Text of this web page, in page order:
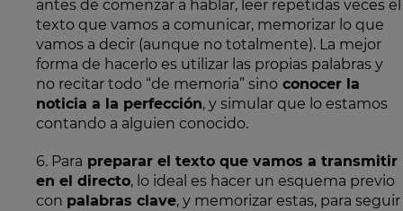
antes de comenzar a hablar, leer repetidas veces el
texto que vamos a comunicar, memorizar lo que
vamos a decir (aunque no totalmente). La mejor
forma de hacerlo es utilizar las propias palabras y
no recitar todo “de memoria” sino conocer la
noticia a la perfección, y simular que lo estamos
contando a alguien conocido.
6. Para preparar el texto que vamos a transmitir
en el directo, lo ideal es hacer un esquema previo
con palabras clave, y memorizar estas, para seguir